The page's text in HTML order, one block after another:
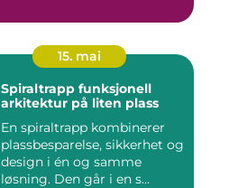
15. mai
Spiraltrapp funksjonell
arkitektur på liten plass
En spiraltrapp kombinerer
plassbesparelse, sikkerhet og
design i én og samme
løsning. Den går i en s...